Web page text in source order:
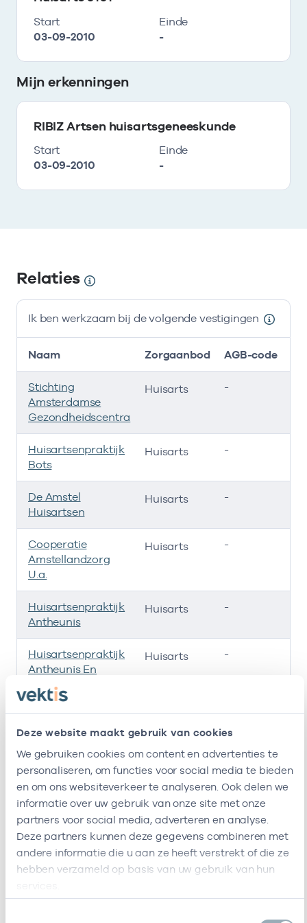
Deze website maakt gebruik van cookies
We gebruiken cookies om content en advertenties te
personaliseren, om functies voor social media te bieden
en om ons websiteverkeer te analyseren. Ook delen we
informatie over uw gebruik van onze site met onze
partners voor social media, adverteren en analyse.
Deze partners kunnen deze gegevens combineren met
andere informatie die u aan ze heeft verstrekt of die ze
hebben verzameld op basis van uw gebruik van hun
Start
03-09-2010
Einde
-
Mijn erkenningen
RIBIZ Artsen huisartsgeneeskunde
Start
03-09-2010
Einde
-
Relaties
Ik ben werkzaam bij de volgende vestigingen
Ik ben werkzaam bij de volgende vestigingen
Naam Zorgaanbod AGB-code
Stichting
Amsterdamse
Gezondheidscentra
Huisarts -
Huisartsenpraktijk
Bots
Huisarts -
De Amstel
Huisartsen
Huisarts -
Cooperatie
Amstellandzorg
U.a.
Huisarts -
Huisartsenpraktijk
Antheunis
Huisarts -
Huisartsenpraktijk
Antheunis En
Hijzen
Huisarts -
Amstelland
Zorgpersoneel Bv
-
Ik heb een arbeidsrelatie met
Naam Rol AGB-code
Stichting
Amsterdamse
Vrijgevestigd
(MTO
53530042